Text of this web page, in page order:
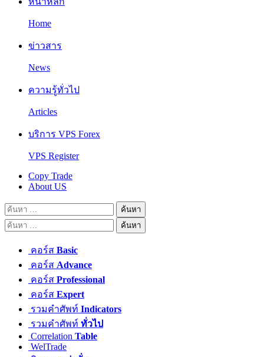
Home
ข่าวสาร
News
ความรู้ทั่วไป
Articles
บริการ VPS Forex
VPS Register
Copy Trade
About US
ค้นหา
สำหรับ:
ค้นหา
คอร์ส Basic
คอร์ส Advance
คอร์ส Professional
คอร์ส Expert
รวมคำศัพท์ Indicators
รวมคำศัพท์ ทั่วไป
Correlation Table
WelTrade